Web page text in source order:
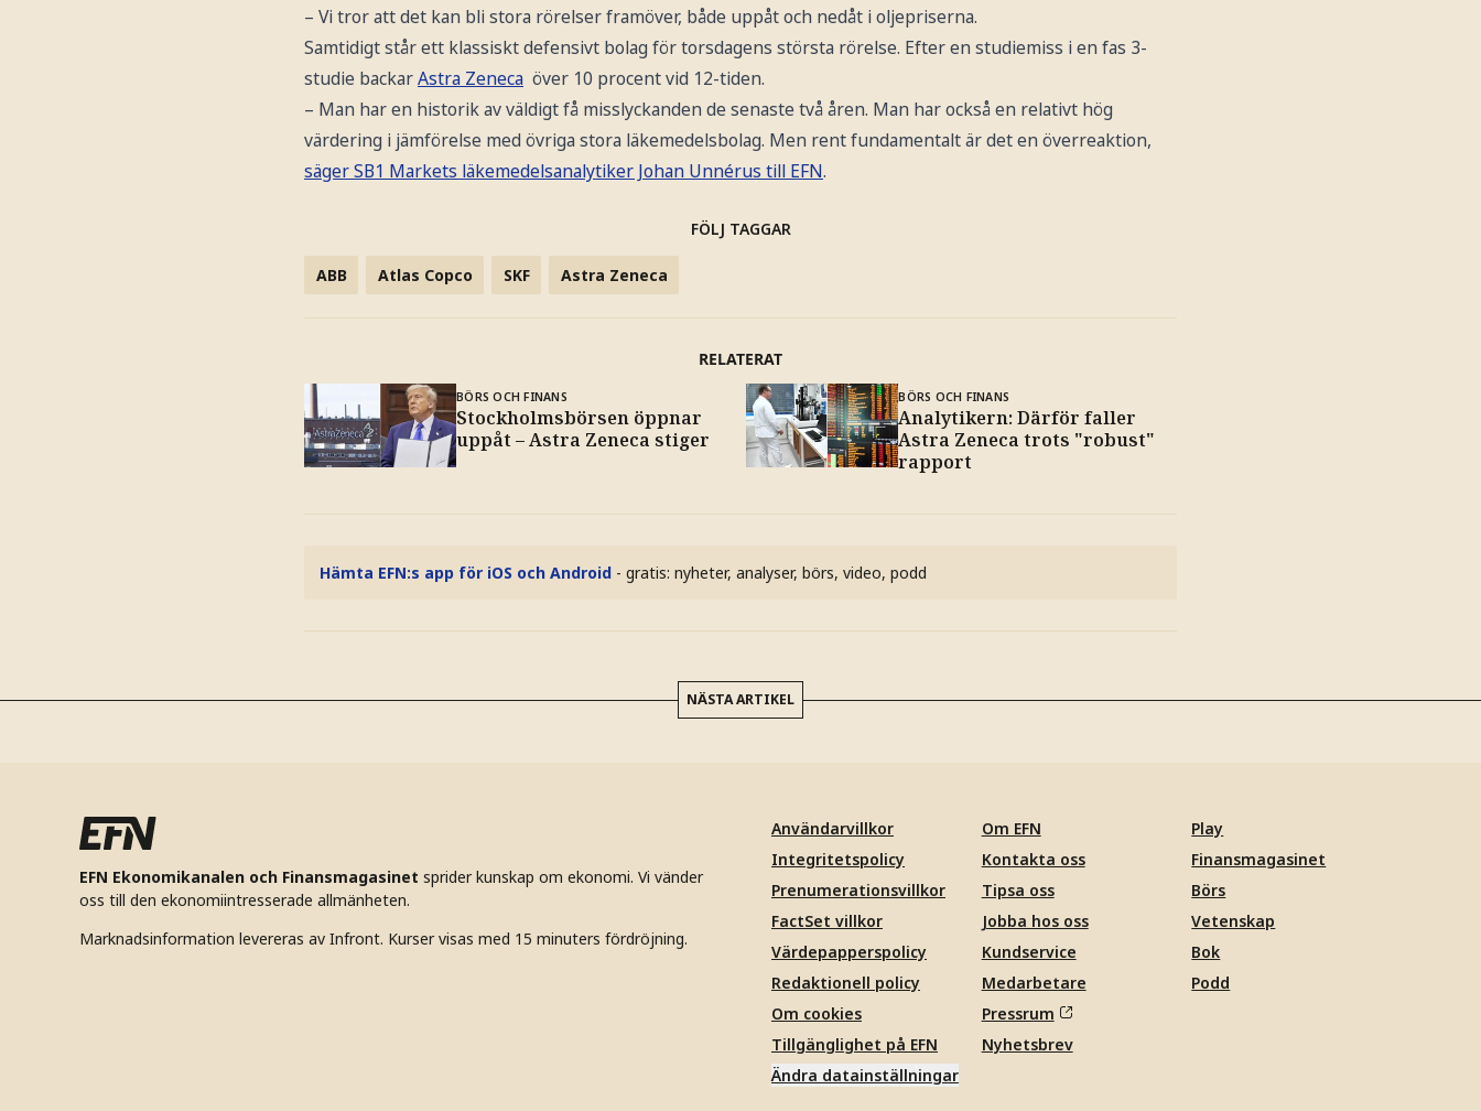
– Vi tror att det kan bli stora rörelser framöver, både uppåt och nedåt i oljepriserna.
Samtidigt står ett klassiskt defensivt bolag för torsdagens största rörelse. Efter en studiemiss i en fas 3-
studie backarAstra Zeneca över 10 procent vid 12-tiden.
– Man har en historik av väldigt få misslyckanden de senaste två åren. Man har också en relativt hög
värdering i jämförelse med övriga stora läkemedelsbolag. Men rent fundamentalt är det en överreaktion,
säger SB1 Markets läkemedelsanalytiker Johan Unnérus till EFN.
FÖLJ TAGGAR
ABB Atlas Copco SKF Astra Zeneca
RELATERAT
BÖRS OCH FINANS
Stockholmsbörsen öppnar
uppåt – Astra Zeneca stiger
BÖRS OCH FINANS
Analytikern: Därför faller
Astra Zeneca trots "robust"
rapport
Hämta EFN:s app för iOS och Android - gratis: nyheter, analyser, börs, video, podd
NÄSTA ARTIKEL
EFN Ekonomikanalen och Finansmagasinet sprider kunskap om ekonomi. Vi vänder
oss till den ekonomiintresserade allmänheten.
Marknadsinformation levereras av Infront. Kurser visas med 15 minuters fördröjning.
Användarvillkor
Integritetspolicy
Prenumerationsvillkor
FactSet villkor
Värdepapperspolicy
Redaktionell policy
Om cookies
Tillgänglighet på EFN
Ändra datainställningar
Om EFN
Kontakta oss
Tipsa oss
Jobba hos oss
Kundservice
Medarbetare
Pressrum
Nyhetsbrev
Play
Finansmagasinet
Börs
Vetenskap
Bok
Podd